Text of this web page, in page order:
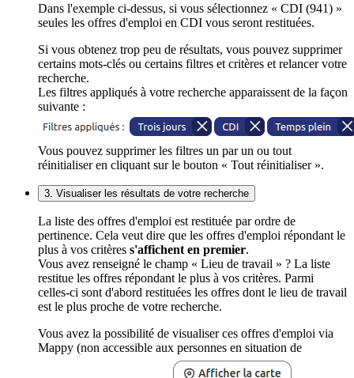
Dans l'exemple ci-dessus, si vous sélectionnez « CDI (941) »
seules les offres d'emploi en CDI vous seront restituées.
Si vous obtenez trop peu de résultats, vous pouvez supprimer
certains mots-clés ou certains filtres et critères et relancer votre
recherche.
Les filtres appliqués à votre recherche apparaissent de la façon
suivante :
Vous pouvez supprimer les filtres un par un ou tout
réinitialiser en cliquant sur le bouton « Tout réinitialiser ».
3. Visualiser les résultats de votre recherche
La liste des offres d'emploi est restituée par ordre de
pertinence. Cela veut dire que les offres d'emploi répondant le
plus à vos critères s'affichent en premier.
Vous avez renseigné le champ « Lieu de travail » ? La liste
restitue les offres répondant le plus à vos critères. Parmi
celles-ci sont d'abord restituées les offres dont le lieu de travail
est le plus proche de votre recherche.
Vous avez la possibilité de visualiser ces offres d'emploi via
Mappy (non accessible aux personnes en situation de